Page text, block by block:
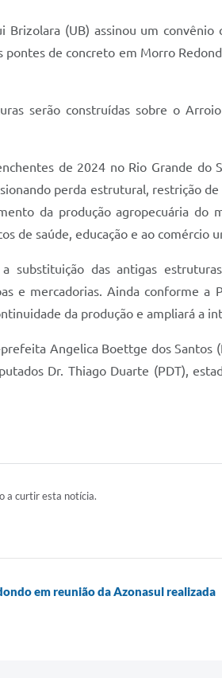
(UB) assinou um
de concreto em Morro
serão construídas sobre o
de 2024 no Rio Grande
perda estrutural, restrição
da produção agropecuária
de saúde, educação e ao comércio
substituição das antigas
e mercadorias. Ainda conforme
da produção e ampliará a
Angelica Boettge dos Santos
Dr. Thiago Duarte (PDT),
a curtir esta notícia.
em reunião da Azonasul realizada